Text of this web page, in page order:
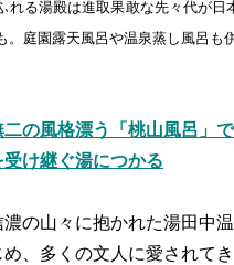
れる湯殿は進取果敢な先々代が
。庭園露天風呂や温泉蒸し風呂も
二の風格漂う「桃山風呂」で
受け継ぐ湯につかる
の山々に抱かれた湯田中
め、多くの文人に愛されてき